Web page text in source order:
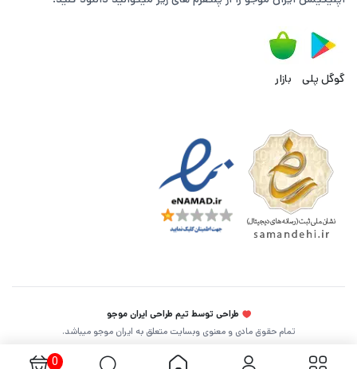
گوگل پلی بازار
طراحی توسط تیم طراحی ایران موجو
تمام حقوق مادی و معنوی وبسایت متعلق به ایران موجو میباشد.
0